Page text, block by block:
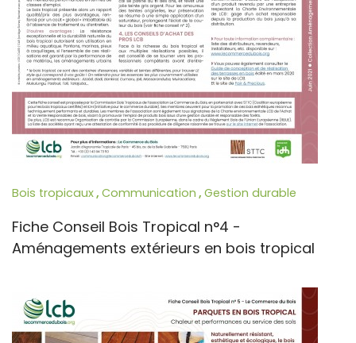
Bois tropicaux, Communication , Gestion durable
Fiche Conseil Bois Tropical n°4 -
Aménagements extérieurs en bois tropical